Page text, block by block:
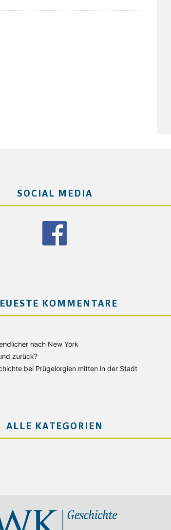
SOCIAL MEDIA
KOMMENTARE
nach New York
zurück?
bei Prügelorgien mitten in der Stadt
ALLE KATEGORIEN